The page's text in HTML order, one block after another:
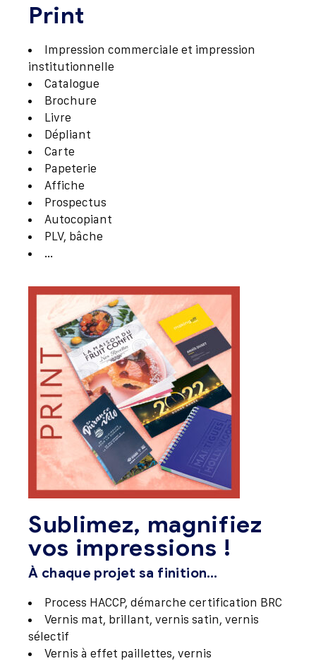
Print
Impression commerciale et impression
institutionnelle
Catalogue
Brochure
Livre
Dépliant
Carte
Papeterie
Affiche
Prospectus
Autocopiant
PLV, bâche
…
Sublimez, magnifiez
vos impressions !
À chaque projet sa finition…
Process HACCP, démarche certification BRC
Vernis mat, brillant, vernis satin, vernis
sélectif
Vernis à effet paillettes, vernis